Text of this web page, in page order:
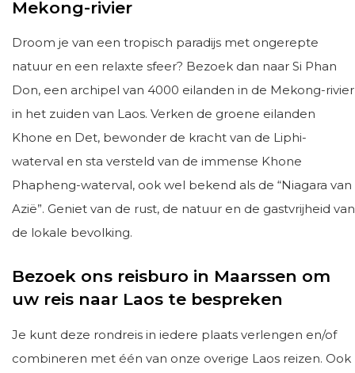
Mekong-rivier
Droom je van een tropisch paradijs met ongerepte
natuur en een relaxte sfeer? Bezoek dan naar Si Phan
Don, een archipel van 4000 eilanden in de Mekong-rivier
in het zuiden van Laos. Verken de groene eilanden
Khone en Det, bewonder de kracht van de Liphi-
waterval en sta versteld van de immense Khone
Phapheng-waterval, ook wel bekend als de “Niagara van
Azië”. Geniet van de rust, de natuur en de gastvrijheid van
de lokale bevolking.
Bezoek ons reisburo in Maarssen om
uw reis naar Laos te bespreken
Je kunt deze rondreis in iedere plaats verlengen en/of
combineren met één van onze overige Laos reizen. Ook